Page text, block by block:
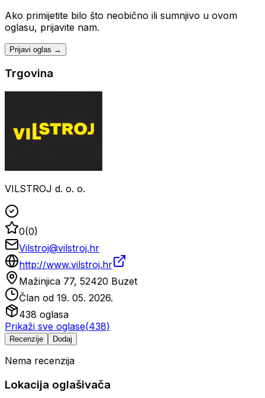
Ako primijetite bilo što neobično ili sumnjivo u ovom
oglasu, prijavite nam.
Prijavi oglas →
Trgovina
VILSTROJ d. o. o.
0(0)
Vilstroj@vilstroj.hr
http://www.vilstroj.hr
Mažinjica 77, 52420 Buzet
Član od 19. 05. 2026.
438 oglasa
Prikaži sve oglase(438)
Recenzije Dodaj
Nema recenzija
Lokacija oglašivača